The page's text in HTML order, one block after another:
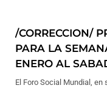
/CORRECCION/
PARA LA
ENERO AL
El Foro Social Mundial,